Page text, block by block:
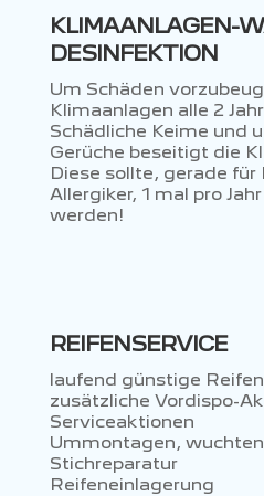
KLIMAANLAGEN-
DESINFEKTION
Um Schäden
Klimaanlagen alle 2
Schädliche Keime und
Gerüche beseitigt die
Diese sollte, gerade für
Allergiker, 1 mal pro
werden!
REIFENSERVICE
laufend günstige
zusätzliche Vordispo-
Serviceaktionen
Ummontagen, wuchten
Stichreparatur
Reifeneinlagerung